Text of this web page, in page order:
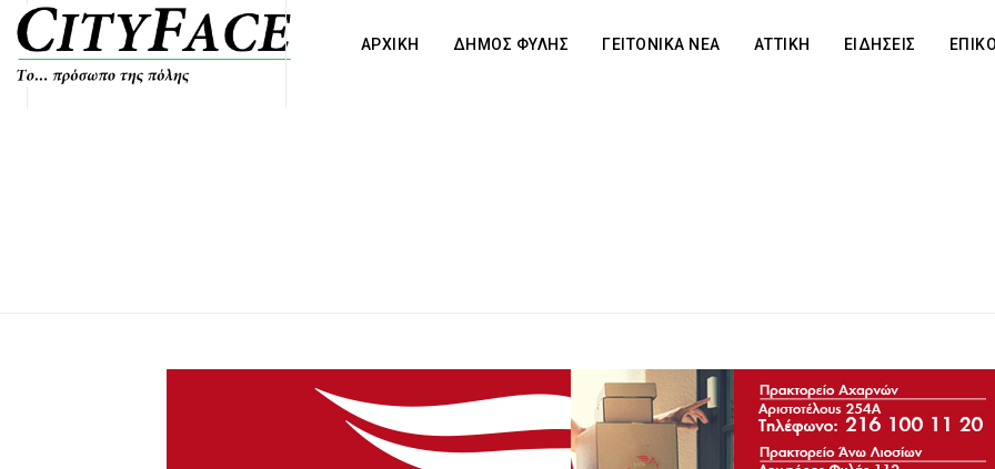
ΑΡΧΙΚΗ ΔΗΜΟΣ ΦΥΛΗΣ ΓΕΙΤΟΝΙΚΑ ΝΕΑ ΑΤΤΙΚΗ ΕΙΔΗΣΕΙΣ